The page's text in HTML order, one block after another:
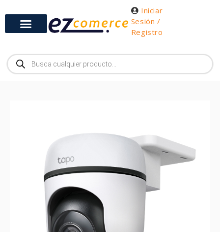
Iniciar
Sesión /
Registro